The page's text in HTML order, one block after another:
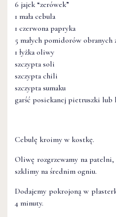
6 jajek “zerówek”
1 mała cebula
1 czerwona papryka
5 małych pomidorów obranych
1 łyżka oliwy
szczypta soli
szczypta chili
szczypta sumaku
garść posiekanej pietruszki lub
Cebulę kroimy w kostkę.
Oliwę rozgrzewamy na
szklimy na średnim ogniu.
Dodajemy pokrojoną w
4 minuty.